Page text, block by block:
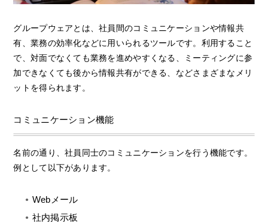
グループウェアとは、社員間のコミュニケーションや情報共
有、業務の効率化などに用いられるツールです。利用すること
で、対面でなくても業務を進めやすくなる、ミーティングに参
加できなくても後から情報共有ができる、などさまざまなメリ
ットを得られます。
コミュニケーション機能
名前の通り、社員同士のコミュニケーションを行う機能です。
例として以下があります。
Webメール
社内掲示板